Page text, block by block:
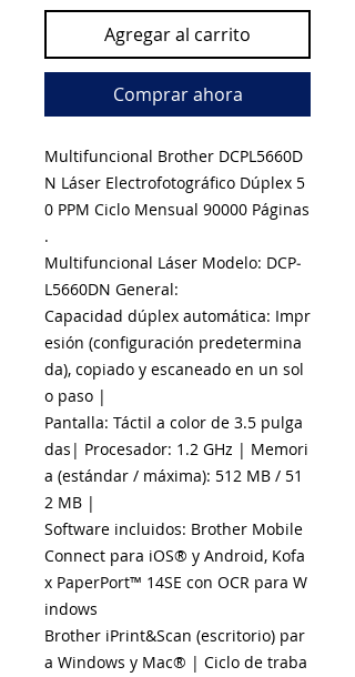
Agregar al carrito
Comprar ahora
Multifuncional Brother DCPL5660D
N Láser Electrofotográfico Dúplex 5
0 PPM Ciclo Mensual 90000 Páginas
.
Multifuncional Láser Modelo: DCP­
L5660DN General:
Capacidad dúplex automática: Impr
esión (configuración predetermina
da), copiado y escaneado en un sol
o paso |
Pantalla: Táctil a color de 3.5 pulga
das| Procesador: 1.2 GHz | Memori
a (estándar / máxima): 512 MB / 51
2 MB |
Software incluidos: Brother Mobile
Connect para iOS® y Android, Kofa
x PaperPort™ 14SE con OCR para W
indows
Brother iPrint&Scan (escritorio) par
a Windows y Mac® | Ciclo de traba